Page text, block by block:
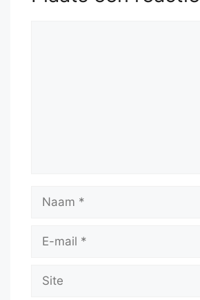
Naam
Site